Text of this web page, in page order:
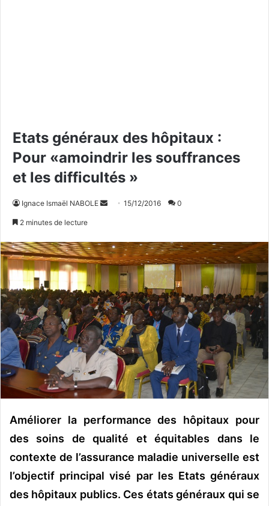
Etats généraux des hôpitaux :
Pour «amoindrir les souffrances
et les difficultés »
Ignace Ismaël NABOLE
o
y
e
r
u
n
c
o
u
r
r
e
15/12/2016 0
2 minutes de lecture
Améliorer la performance des hôpitaux pour
des soins de qualité et équitables dans le
contexte de l’assurance maladie universelle est
l’objectif principal visé par les Etats généraux
des hôpitaux publics. Ces états généraux qui se